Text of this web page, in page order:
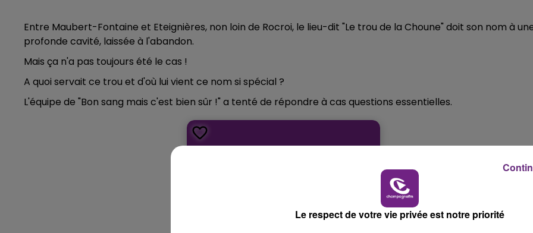
LE WEEK-END CHAMPAGNE FM
Entre Maubert-Fontaine et Eteignières, non loin de Rocroi, le lieu-dit "Le trou de la Choune" doit son nom à
profonde cavité, laissée à l'abandon.
Mais ça n'a pas toujours été le cas !
A quoi servait ce trou et d'où lui vient ce nom si spécial ?
L'équipe de "Bon sang mais c'est bien sûr !" a tenté de répondre à cas questions essentielles.
Le respect de votre vie privée est notre priorité